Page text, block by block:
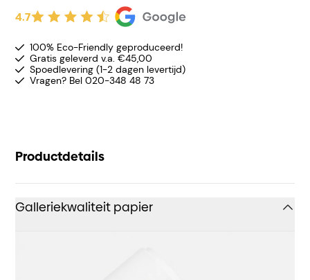
4.7
100% Eco-Friendly geproduceerd!
Gratis geleverd v.a. €45,00
Spoedlevering (1-2 dagen levertijd)
Vragen? Bel 020-348 48 73
Productdetails
Galleriekwaliteit papier